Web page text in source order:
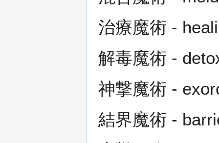
治療魔術 -
解毒魔術 -
神撃魔術 -
結界魔術 -